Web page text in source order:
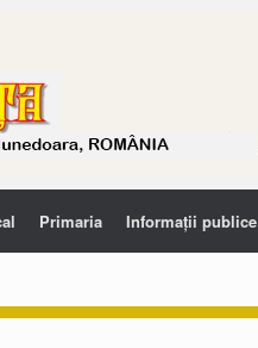
Primaria Informații publice